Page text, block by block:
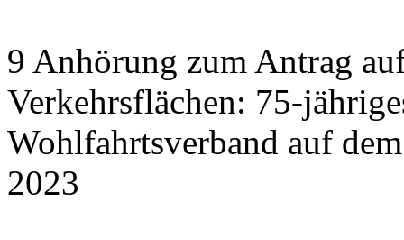
9 Anhörung zum Antrag
Verkehrsflächen: 75-
Wohlfahrtsverband auf
2023